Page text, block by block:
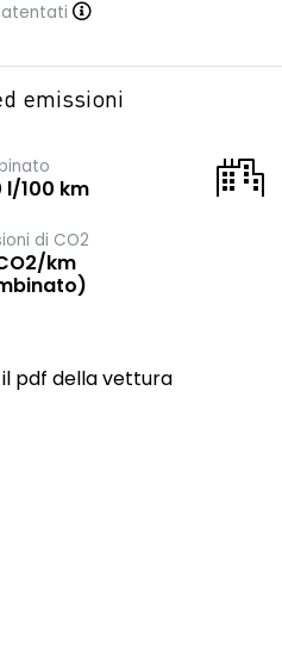
emissioni
l/100 km
di CO2
km
pdf della vettura